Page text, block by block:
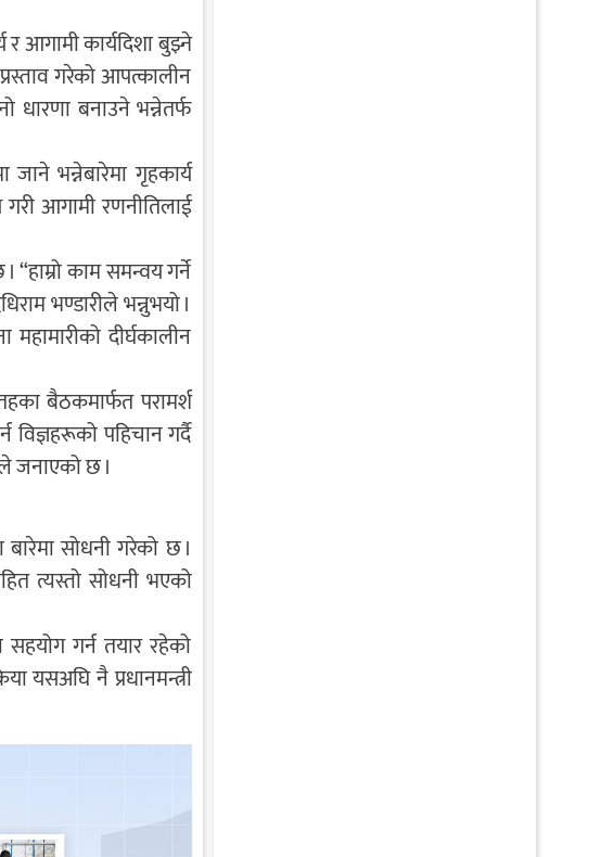
आगामी कार्यदिशा बुझ्ने
गरेको आपत्कालीन
धारणा बनाउने भन्नेतर्फ
भन्नेबारेमा गृहकार्य
आगामी रणनीतिलाई
काम समन्वय गर्ने
भण्डारीले भन्नुभयो ।
दीर्घकालीन
बैठकमार्फत परामर्श
विज्ञहरूको पहिचान गर्दै
जनाएको छ ।
सोधनी गरेको छ ।
त्यस्तो सोधनी भएको
गर्न तयार रहेको
यसअघि नै प्रधानमन्त्री